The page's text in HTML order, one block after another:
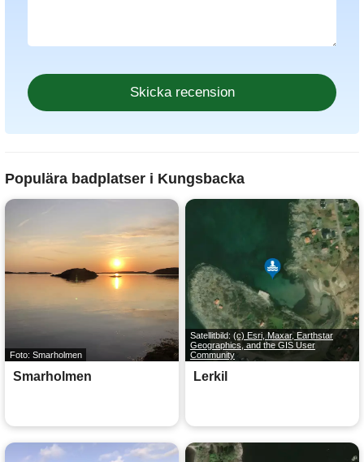
Populära badplatser i Kungsbacka
Foto: Smarholmen
Smarholmen
Satellitbild: (c) Esri, Maxar, Earthstar
Geographics, and the GIS User
Community
Lerkil